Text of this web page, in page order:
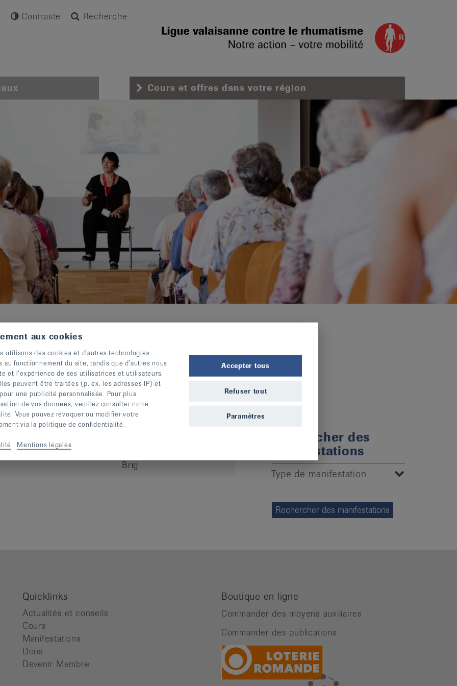
Contraste Recherche
Cours et offres dans votre région
Rechercher des
manifestations
Type de manifestation
Type
Dates
Bewegung
Brig
Quicklinks
Actualités et conseils
Cours
Manifestations
Dons
Devenir Membre
Boutique en ligne
Commander des moyens auxiliaires
Commander des publications
aux cookies
utilisons des cookies et d’autres technologies.
fonctionnement du site, tandis que d’autres nous
et l’expérience de ses utilisatrices et utilisateurs.
peuvent être traitées (p. ex. les adresses IP) et
une publicité personnalisée. Pour plus
de vos données, veuillez consulter notre
Vous pouvez révoquer ou modifier votre
via la politique de confidentialité.
Mentions légales
Accepter tous
Refuser tout
Paramètres